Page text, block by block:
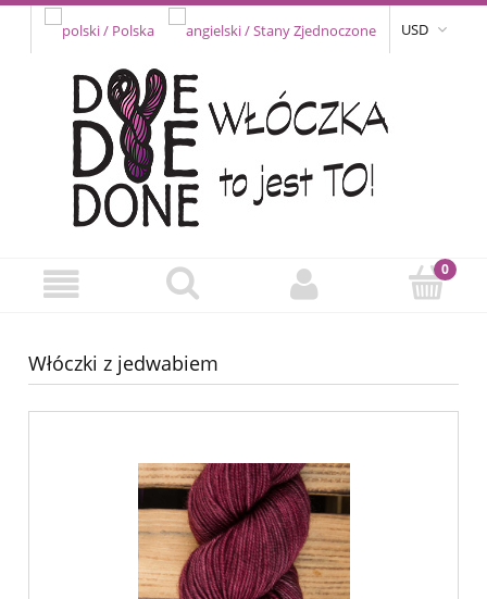
USD
Włóczki z jedwabiem